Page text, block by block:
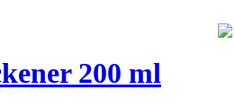
200 ml